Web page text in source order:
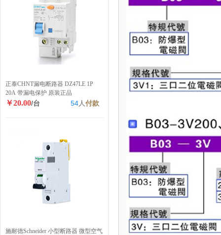
正泰CHNT漏电断路器 DZ47LE 1P
20A 带漏电保护 原装正品
￥20.00/台 54人付款
施耐德Schneider 小型断路器 微型空气